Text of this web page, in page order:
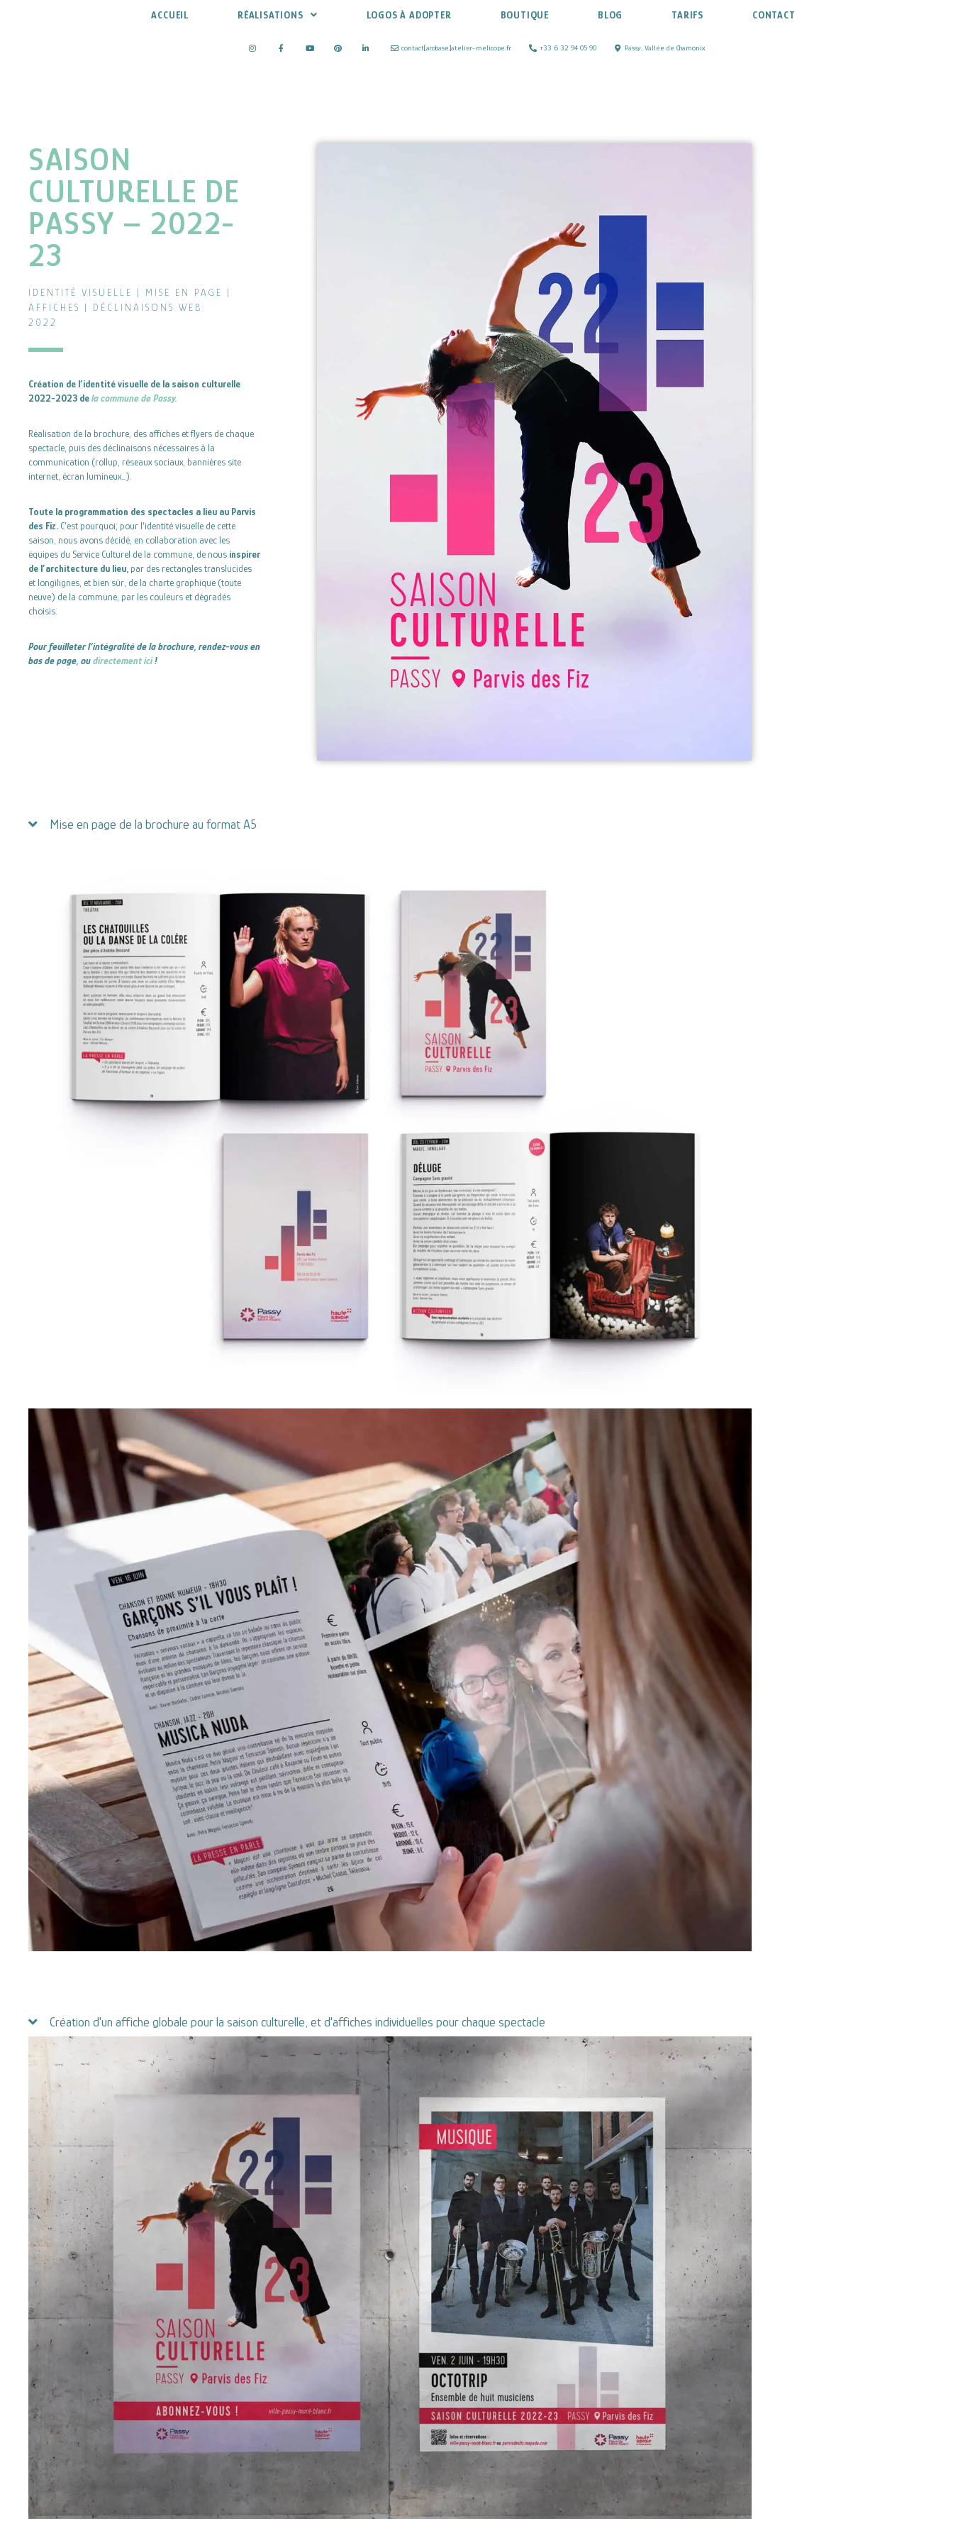
ACCUEIL RÉALISATIONS LOGOS À ADOPTER BOUTIQUE BLOG TARIFS CONTACT
contact[arobase]atelier-melicope.fr +33 6 32 94 05 90 Passy, Vallée de Chamonix
SAISON
CULTURELLE DE
PASSY – 2022-
23
IDENTITÉ VISUELLE | MISE EN PAGE |
AFFICHES | DÉCLINAISONS WEB
2022
Création de l’identité visuelle de la saison culturelle
2022-2023 dela commune de Passy.
Réalisation de la brochure, des affiches et flyers de chaque
spectacle, puis des déclinaisons nécessaires à la
communication (rollup, réseaux sociaux, bannières site
internet, écran lumineux…).
Toute la programmation des spectacles a lieu au Parvis
des Fiz. C’est pourquoi, pour l’identité visuelle de cette
saison, nous avons décidé, en collaboration avec les
équipes du Service Culturel de la commune, de nous inspirer
de l’architecture du lieu, par des rectangles translucides
et longilignes, et bien sûr, de la charte graphique (toute
neuve) de la commune, par les couleurs et dégradés
choisis.
Pour feuilleter l’intégralité de la brochure, rendez-vous en
bas de page, oudirectement ici!
Mise en page de la brochure au format A5
Création d'un affiche globale pour la saison culturelle, et d'affiches individuelles pour chaque spectacle